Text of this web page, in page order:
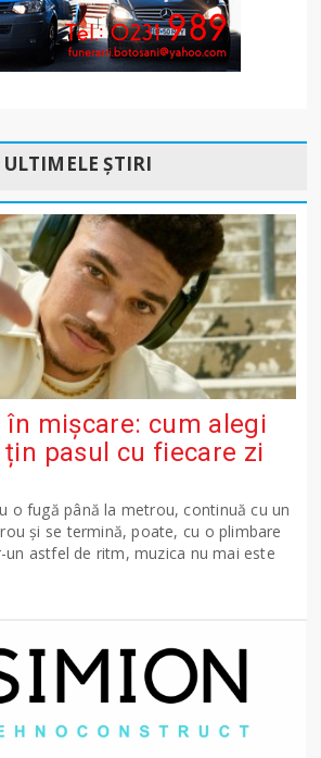
ULTIMELE ȘTIRI
în mișcare: cum alegi
pasul cu fiecare zi
o fugă până la metrou, continuă cu un
și se termină, poate, cu o plimbare
un astfel de ritm, muzica nu mai este